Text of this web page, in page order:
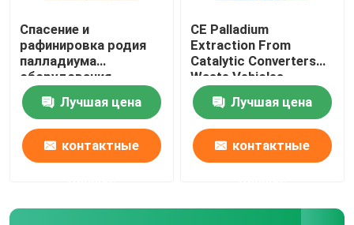
Спасение и
рафинировка родия
палладиума
оборудования
рафинировки платины
нефтехимической
промышленности
Лучшая цена
контактные
CE Palladium
Extraction From
Catalytic Converters
Waste Vehicles
Лучшая цена
контактные